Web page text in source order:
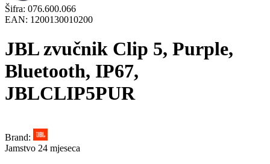
Šifra: 076.600.066
EAN: 1200130010200
JBL zvučnik Clip 5, Purple,
Bluetooth, IP67,
JBLCLIP5PUR
Brand:
Jamstvo 24 mjeseca